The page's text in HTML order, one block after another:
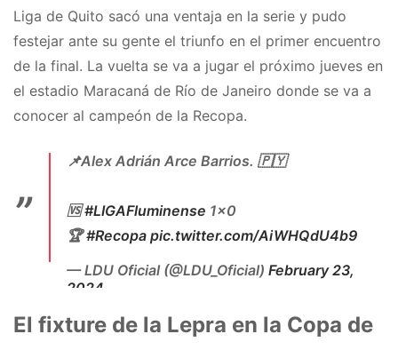
— Argentina FC (@ArgentinaFCOK)February
Liga de Quito sacó una ventaja en la serie y pudo
festejar ante su gente el triunfo en el primer encuentro
de la final. La vuelta se va a jugar el próximo jueves en
el estadio Maracaná de Río de Janeiro donde se va a
conocer al campeón de la Recopa.
📌Alex Adrián Arce Barrios. 🇵🇾
🆚#LIGAFluminense 1×0
🏆#Recopa pic.twitter.com/AiWHQdU4b9
— LDU Oficial (@LDU_Oficial) February 23,
2024
El fixture de la Lepra en la Copa de